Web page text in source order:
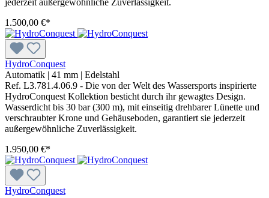
jederzeit außergewöhnliche Zuverlässigkeit.
1.500,00 €*
HydroConquest
Automatik | 41 mm | Edelstahl
Ref. L3.781.4.06.9 - Die von der Welt des Wassersports inspirierte
HydroConquest Kollektion besticht durch ihr gewagtes Design.
Wasserdicht bis 30 bar (300 m), mit einseitig drehbarer Lünette und
verschraubter Krone und Gehäuseboden, garantiert sie jederzeit
außergewöhnliche Zuverlässigkeit.
1.950,00 €*
HydroConquest